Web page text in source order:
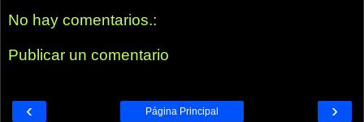
No hay comentarios.:
Publicar un comentario
‹ ›
Página Principal